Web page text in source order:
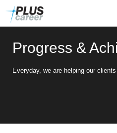
Progress &
Everyday, we are helping our